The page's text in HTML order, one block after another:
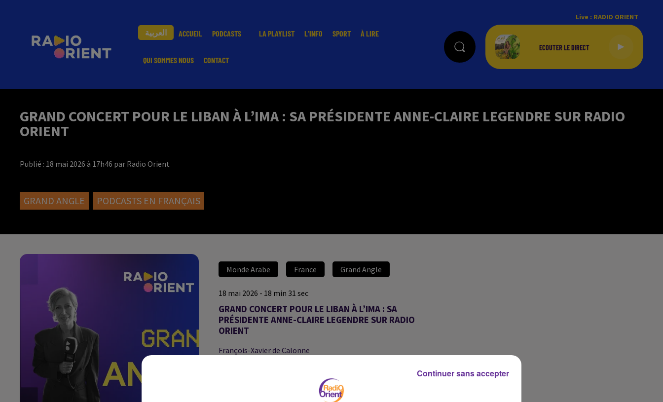
العربية ACCUEIL PODCASTS LA PLAYLIST L'INFO SPORT À LIRE
QUI SOMMES NOUS CONTACT
Live : RADIO ORIENT
GRAND CONCERT POUR LE LIBAN À L’IMA : SA PRÉSIDENTE ANNE-CLAIRE LEGENDRE SUR RADIO
ORIENT
Publié : 18 mai 2026 à 17h46 par Radio Orient
GRAND ANGLE PODCASTS EN FRANÇAIS
Monde Arabe France Grand Angle
18 mai 2026 - 18 min 31 sec
GRAND CONCERT POUR LE LIBAN À L’IMA : SA
PRÉSIDENTE ANNE-CLAIRE LEGENDRE SUR RADIO
ORIENT
François-Xavier de Calonne
Entretien avec la présidente de l’Institut du monde arabe, Anne-
Claire Legendre. Ancienne ambassadrice, diplomate chevronnée,
Continuer sans accepter